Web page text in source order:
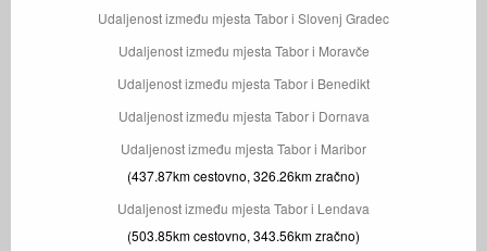
Udaljenost između mjesta Tabor i Slovenj Gradec
Udaljenost između mjesta Tabor i Moravče
Udaljenost između mjesta Tabor i Benedikt
Udaljenost između mjesta Tabor i Dornava
Udaljenost između mjesta Tabor i Maribor
(437.87km cestovno, 326.26km zračno)
Udaljenost između mjesta Tabor i Lendava
(503.85km cestovno, 343.56km zračno)